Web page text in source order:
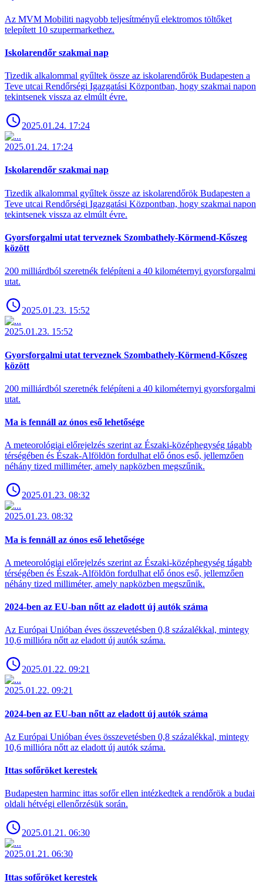
Az MVM Mobiliti nagyobb teljesítményű elektromos töltőket
telepített 10 szupermarkethez.
Iskolarendőr szakmai nap
Tizedik alkalommal gyűltek össze az iskolarendőrök Budapesten a
Teve utcai Rendőrségi Igazgatási Központban, hogy szakmai napon
tekintsenek vissza az elmúlt évre.
2025.01.24. 17:24
2025.01.24. 17:24
Iskolarendőr szakmai nap
Tizedik alkalommal gyűltek össze az iskolarendőrök Budapesten a
Teve utcai Rendőrségi Igazgatási Központban, hogy szakmai napon
tekintsenek vissza az elmúlt évre.
Gyorsforgalmi utat terveznek Szombathely-Körmend-Kőszeg
között
200 milliárdból szeretnék felépíteni a 40 kilométernyi gyorsforgalmi
utat.
2025.01.23. 15:52
2025.01.23. 15:52
Gyorsforgalmi utat terveznek Szombathely-Körmend-Kőszeg
között
200 milliárdból szeretnék felépíteni a 40 kilométernyi gyorsforgalmi
utat.
Ma is fennáll az ónos eső lehetősége
A meteorológiai előrejelzés szerint az Északi-középhegység tágabb
térségében és Észak-Alföldön fordulhat elő ónos eső, jellemzően
néhány tized milliméter, amely napközben megszűnik.
2025.01.23. 08:32
2025.01.23. 08:32
Ma is fennáll az ónos eső lehetősége
A meteorológiai előrejelzés szerint az Északi-középhegység tágabb
térségében és Észak-Alföldön fordulhat elő ónos eső, jellemzően
néhány tized milliméter, amely napközben megszűnik.
2024-ben az EU-ban nőtt az eladott új autók száma
Az Európai Unióban éves összevetésben 0,8 százalékkal, mintegy
10,6 millióra nőtt az eladott új autók száma.
2025.01.22. 09:21
2025.01.22. 09:21
2024-ben az EU-ban nőtt az eladott új autók száma
Az Európai Unióban éves összevetésben 0,8 százalékkal, mintegy
10,6 millióra nőtt az eladott új autók száma.
Ittas sofőröket kerestek
Budapesten harminc ittas sofőr ellen intézkedtek a rendőrök a budai
oldali hétvégi ellenőrzésük során.
2025.01.21. 06:30
2025.01.21. 06:30
Ittas sofőröket kerestek